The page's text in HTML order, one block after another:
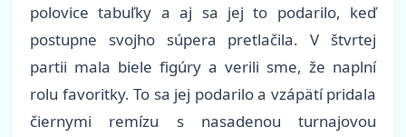
polovice tabuľky a aj sa jej to podarilo, keď
postupne svojho súpera pretlačila. V štvrtej
partii mala biele figúry a verili sme, že naplní
rolu favoritky. To sa jej podarilo a vzápätí pridala
čiernymi remízu s nasadenou turnajovou